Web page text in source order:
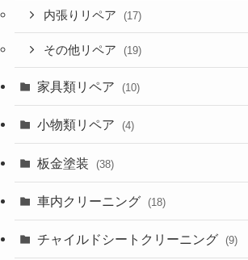
内張りリペア (17)
その他リペア (19)
家具類リペア (10)
小物類リペア (4)
板金塗装 (38)
車内クリーニング (18)
チャイルドシートクリーニング (9)